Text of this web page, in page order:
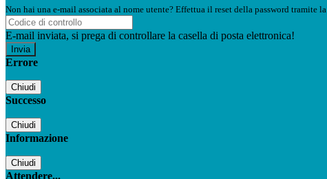
Non hai una e-mail associata al nome utente? Effettua il reset della password tramite la
E-mail inviata, si prega di controllare la casella di posta elettronica!
Errore
Chiudi
Successo
Chiudi
Informazione
Chiudi
Attendere...